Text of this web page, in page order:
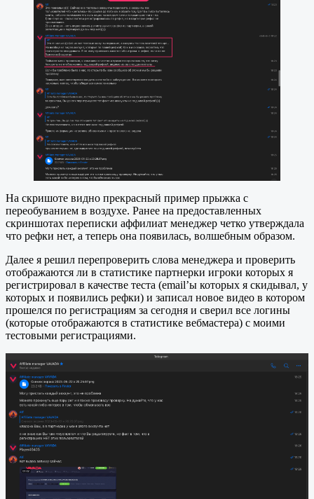
На скришоте видно прекрасный пример прыжка с
переобуванием в воздухе. Ранее на предоставленных
скриншотах переписки аффилиат менеджер четко утверждала
что рефки нет, а теперь она появилась, волшебным образом.
Далее я решил перепроверить слова менеджера и проверить
отображаются ли в статистике партнерки игроки которых я
регистрировал в качестве теста (email’ы которых я скидывал, у
которых и появились рефки) и записал новое видео в котором
прошелся по регистрациям за сегодня и сверил все логины
(которые отображаются в статистике вебмастера) с моими
тестовыми регистрациями.